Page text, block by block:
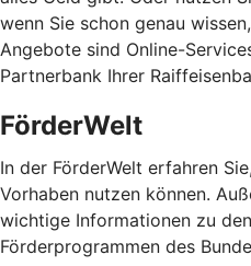
wenn Sie schon genau
Angebote sind Online-
Partnerbank Ihrer
FörderWelt
In der FörderWelt erfahren
Vorhaben nutzen können.
wichtige Informationen zu
Förderprogrammen des